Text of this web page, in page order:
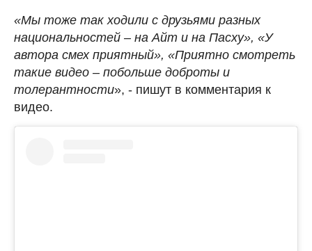
«Мы тоже так ходили с друзьями разных
национальностей – на Айт и на Пасху», «У
автора смех приятный», «Приятно смотреть
такие видео – побольше доброты и
толерантности», - пишут в комментария к
видео.